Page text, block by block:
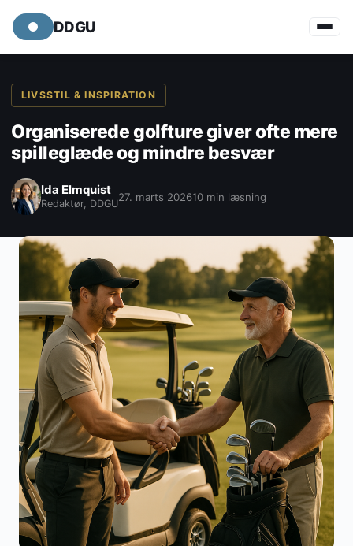
DDGU
LIVSSTIL & INSPIRATION
Organiserede golfture giver ofte mere
spilleglæde og mindre besvær
Ida Elmquist
Redaktør, DDGU
27. marts 202610 min læsning